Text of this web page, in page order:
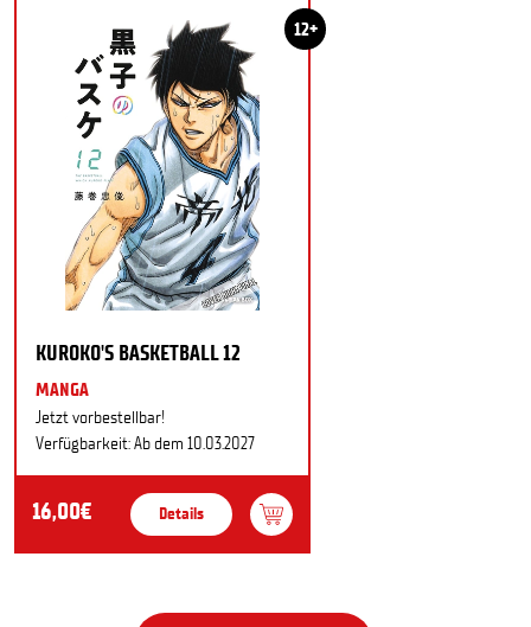
12+
KUROKO'S BASKETBALL 12
MANGA
Jetzt vorbestellbar!
Verfügbarkeit: Ab dem 10.03.2027
16,00€ Details